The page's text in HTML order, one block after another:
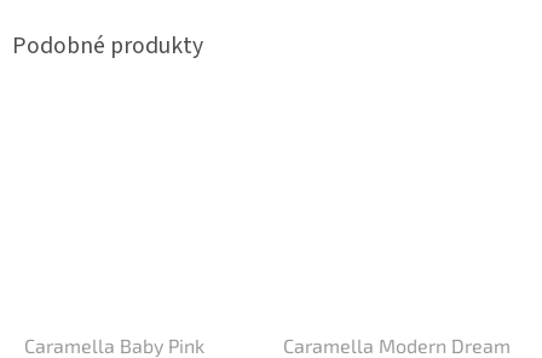
Caramella Baby Pink
Caramella Modern Dream